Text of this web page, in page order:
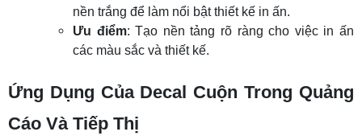
nền trắng để làm nổi bật thiết kế in ấn.
Ưu điểm: Tạo nền tảng rõ ràng cho việc in ấn
các màu sắc và thiết kế.
Ứng Dụng Của Decal Cuộn Trong Quảng
Cáo Và Tiếp Thị